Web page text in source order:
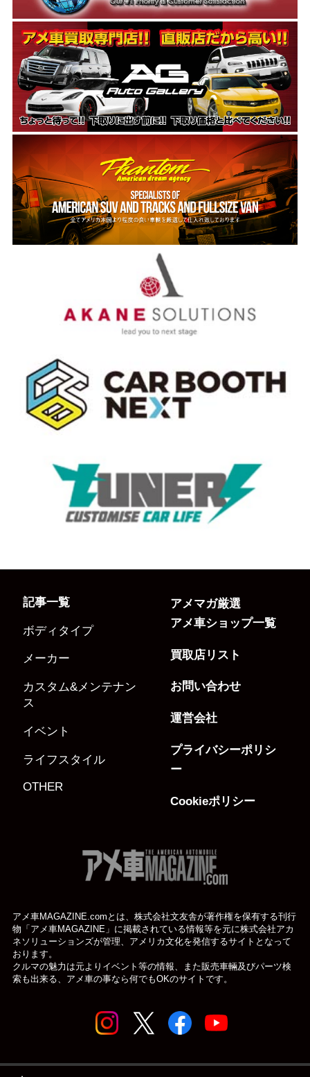
記事一覧
ボディタイプ
メーカー
カスタム&メンテナン
ス
イベント
ライフスタイル
OTHER
アメマガ厳選
アメ車ショップ一覧
買取店リスト
お問い合わせ
運営会社
プライバシーポリシ
ー
Cookieポリシー
アメ車MAGAZINE.comとは、株式会社文友舎が著作権を保有する刊行
物「アメ車MAGAZINE」に掲載されている情報等を元に株式会社アカ
ネソリューションズが管理、アメリカ文化を発信するサイトとなって
おります。
クルマの魅力は元よりイベント等の情報、また販売車輛及びパーツ検
索も出来る、アメ車の事なら何でもOKのサイトです。